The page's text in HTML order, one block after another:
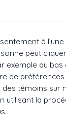
à l’une
peut
exemple au bas
de
témoins sur
utilisant la